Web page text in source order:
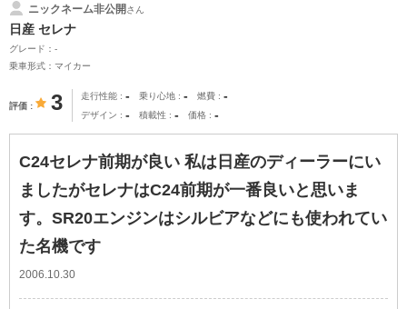
ニックネーム非公開さん
日産 セレナ
グレード：-
乗車形式：マイカー
評価 3 走行性能 - 乗り心地 - 燃費 -
デザイン - 積載性 - 価格 -
C24セレナ前期が良い 私は日産のディーラーにい
ましたがセレナはC24前期が一番良いと思いま
す。SR20エンジンはシルビアなどにも使われてい
た名機です
2006.10.30